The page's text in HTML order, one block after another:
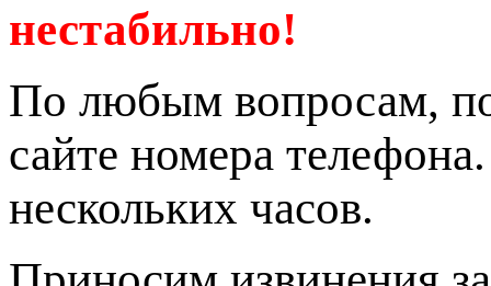
нестабильно!
По любым вопросам,
сайте номера
нескольких часов.